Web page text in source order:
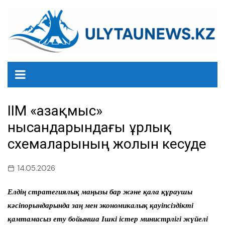
содержанию
ІІМ «Қазақмыс»
нысандарындағы ұрлық
схемаларының жолын кесуде
14.05.2026
Елдің стратегиялық маңызы бар және қала құраушы
кәсіпорындарында заң мен экономикалық қауіпсіздікті
қамтамасыз ету бойынша Ішкі істер министрлігі жүйелі